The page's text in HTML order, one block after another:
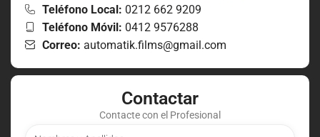
Teléfono Local: 0212 662 9209
Teléfono Móvil: 0412 9576288
Correo: automatik.films@gmail.com
Contactar
Contacte con el Profesional